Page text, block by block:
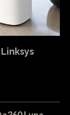
Linksys